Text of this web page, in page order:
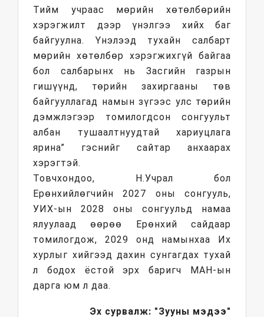
Тийм учраас мөрийн хөтөлбөрийн
хэрэгжилт дээр үнэлгээ хийх баг
байгуулна. Үнэлээд тухайн салбарт
мөрийн хөтөлбөр хэрэгжихгүй байгаа
бол салбарынх нь Засгийн газрын
гишүүнд, төрийн захиргааны төв
байгууллагад намын зүгээс улс төрийн
дэмжлэгээр томилогдсон сонгуульт
албан тушаалтнуудтай хариуцлага
ярина” гэснийг сайтар анхаарах
хэрэгтэй.
Товчхондоо, Н.Учрал бол
Ерөнхийлөгчийн 2027 оны сонгууль,
УИХ-ын 2028 оны сонгуульд намаа
ялуулаад өөрөө Ерөнхий сайдаар
томилогдож, 2029 онд намынхаа Их
хурлыг хийгээд дахин сунгагдах тухай
л бодох ёстой эрх баригч МАН-ын
дарга юм л даа.
Эх сурвалж: "Зууны мэдээ"